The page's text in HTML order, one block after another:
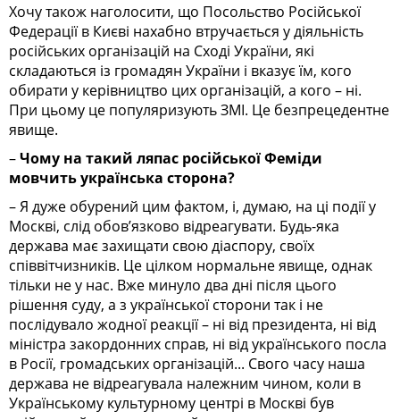
Хочу також наголосити, що Посольство Російської
Федерації в Києві нахабно втручається у діяльність
російських організацій на Сході України, які
складаються із громадян України і вказує їм, кого
обирати у керівництво цих організацій, а кого – ні.
При цьому це популяризують ЗМІ. Це безпрецедентне
явище.
–Чому на такий ляпас російської Феміди
мовчить українська сторона?
– Я дуже обурений цим фактом, і, думаю, на ці події у
Москві, слід обов’язково відреагувати. Будь-яка
держава має захищати свою діаспору, своїх
співвітчизників. Це цілком нормальне явище, однак
тільки не у нас. Вже минуло два дні після цього
рішення суду, а з української сторони так і не
послідувало жодної реакції – ні від президента, ні від
міністра закордонних справ, ні від українського посла
в Росії, громадських організацій... Свого часу наша
держава не відреагувала належним чином, коли в
Українському культурному центрі в Москві був